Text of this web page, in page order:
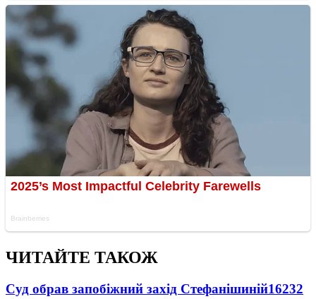
ЧИТАЙТЕ ТАКОЖ
Суд обрав запобіжний захід Стефанішиній16232